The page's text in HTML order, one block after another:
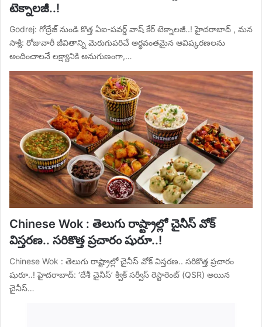
టెక్నాలజీ..!
Godrej: గోద్రేజ్ నుండి కొత్త ఏఐ-పవర్డ్ వాష్ కేర్ టెక్నాలజీ..! హైదరాబాద్ , మన
సాక్షి: రోజువారీ జీవితాన్ని మెరుగుపరిచే అర్థవంతమైన ఆవిష్కరణలను
అందించాలనే లక్ష్యానికి అనుగుణంగా,…
Chinese Wok : తెలుగు రాష్ట్రాల్లో చైనీస్ వోక్
విస్తరణ.. సరికొత్త ప్రచారం షురూ..!
Chinese Wok : తెలుగు రాష్ట్రాల్లో చైనీస్ వోక్ విస్తరణ.. సరికొత్త ప్రచారం
షురూ..! హైదరాబాద్: ‘దేశీ చైనీస్’ క్విక్ సర్వీస్ రెస్టారెంట్ (QSR) అయిన
చైనీస్…